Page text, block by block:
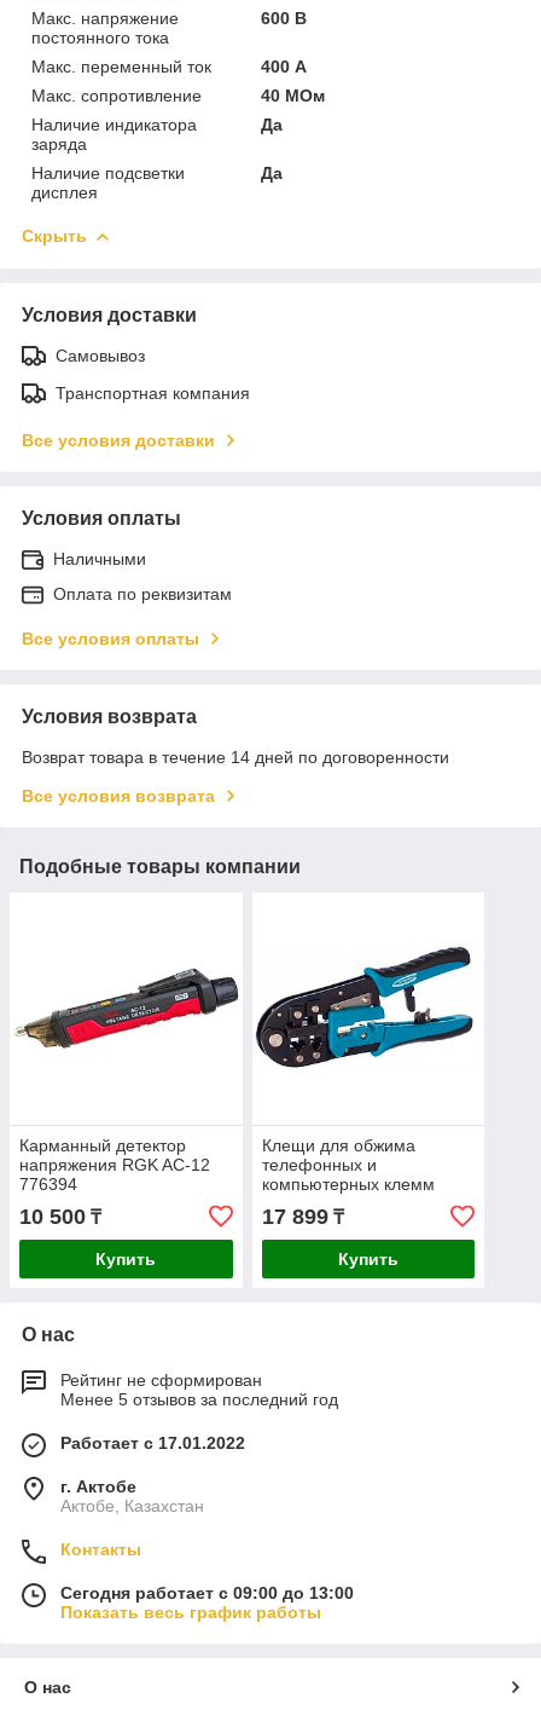
Макс. напряжение
постоянного тока
600 В
Макс. переменный ток
400 А
Макс. сопротивление
40 МОм
Наличие индикатора
заряда
Да
Наличие подсветки
дисплея
Да
Скрыть
Условия доставки
Самовывоз
Транспортная компания
Все условия доставки
Условия оплаты
Наличными
Оплата по реквизитам
Все условия оплаты
Условия возврата
Возврат товара в течение 14 дней по договоренности
Все условия возврата
Подобные товары компании
Карманный детектор
напряжения RGK AC-12
776394
10 500 ₸
Купить
Клещи для обжима
телефонных и
компьютерных клемм
GROSS RJ11/12, RJ45
17719
17 899₸
Купить
О нас
Рейтинг не сформирован
Менее 5 отзывов за последний год
Работает с 17.01.2022
г. Актобе
Актобе, Казахстан
Контакты
Сегодня работает с 09:00 до 13:00
Показать весь график работы
О нас